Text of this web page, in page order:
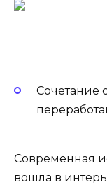
Сочетание
Современная
вошла в